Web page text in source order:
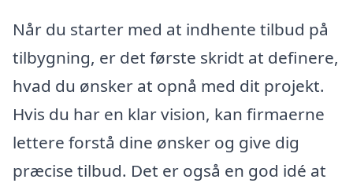
Når du starter med at indhente tilbud på
tilbygning, er det første skridt at definere,
hvad du ønsker at opnå med dit projekt.
Hvis du har en klar vision, kan firmaerne
lettere forstå dine ønsker og give dig
præcise tilbud. Det er også en god idé at